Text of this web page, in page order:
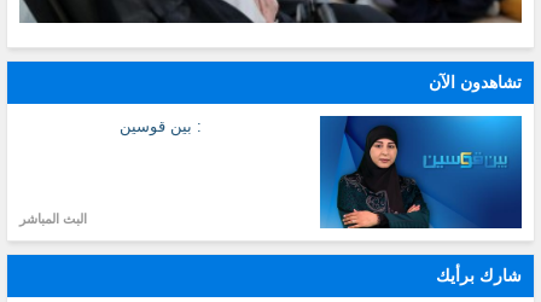
تشاهدون الآن
: بين قوسين
البث المباشر
شارك برأيك